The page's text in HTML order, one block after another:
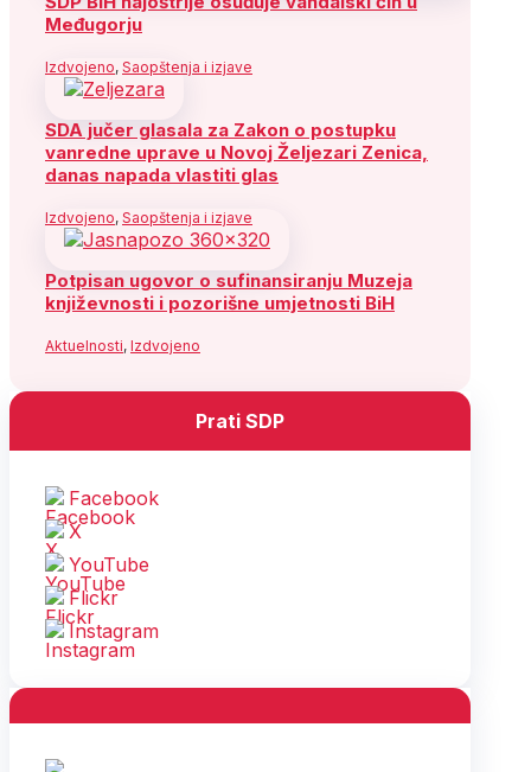
Međugorju
Izdvojeno, Saopštenja i izjave
SDA jučer glasala za Zakon o postupku
vanredne uprave u Novoj Željezari Zenica,
danas napada vlastiti glas
Izdvojeno, Saopštenja i izjave
Potpisan ugovor o sufinansiranju Muzeja
književnosti i pozorišne umjetnosti BiH
Aktuelnosti, Izdvojeno
Prati SDP
Facebook
X
YouTube
Flickr
Instagram